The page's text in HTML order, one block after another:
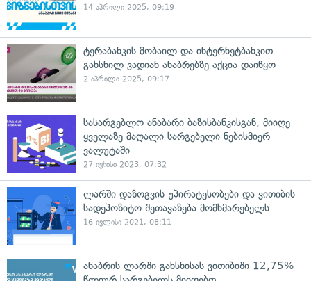
14 აპრილი 2025, 09:19
ტერაბანკის მობაილ და ინტერნეტბანკით
გახსნილ ვადიან ანაბრებზე აქცია დაიწყო
2 აპრილი 2025, 09:17
სასარგებლო ანაბარი ბაზისბანკისგან, მიიღე
ყველაზე მაღალი სარგებელი ნებისმიერ
ვალუტაში
27 ივნისი 2023, 07:32
ლარში დაზოგვის უპირატესობები და ვითიბის
სადეპოზიტო შეთავაზება მომხმარებელს
16 ივლისი 2021, 08:11
ანაბრის ლარში გახსნისას ვითიბიში 12,75%